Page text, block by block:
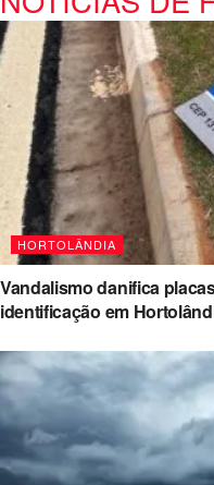
HORTOLÂNDIA
Vandalismo danifica
identificação em